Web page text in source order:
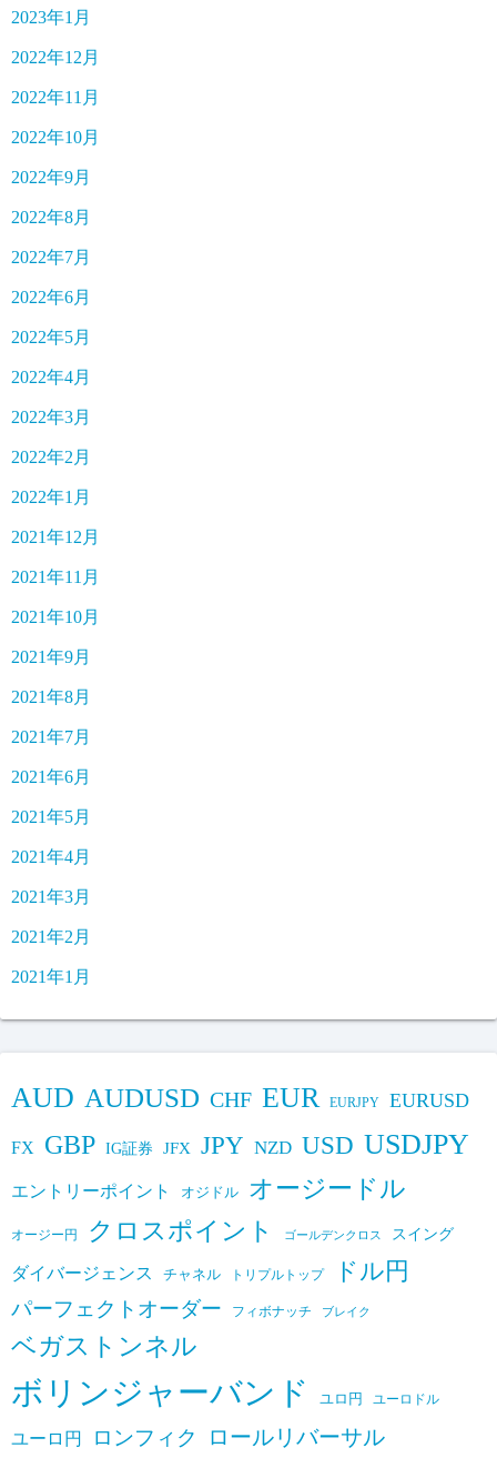
2023年1月
2022年12月
2022年11月
2022年10月
2022年9月
2022年8月
2022年7月
2022年6月
2022年5月
2022年4月
2022年3月
2022年2月
2022年1月
2021年12月
2021年11月
2021年10月
2021年9月
2021年8月
2021年7月
2021年6月
2021年5月
2021年4月
2021年3月
2021年2月
2021年1月
AUD AUDUSD CHF EUR EURJPY EURUSD
FX GBP IG証券 JFX JPY NZD USD USDJPY
エントリーポイント オジドル オージードル
オージー円 クロスポイント ゴールデンクロス スイング
ダイバージェンス チャネル トリプルトップ ドル円
パーフェクトオーダー フィボナッチ ブレイク
ベガストンネル
ボリンジャーバンド ユロ円 ユーロドル
ユーロ円 ロンフィク ロールリバーサル